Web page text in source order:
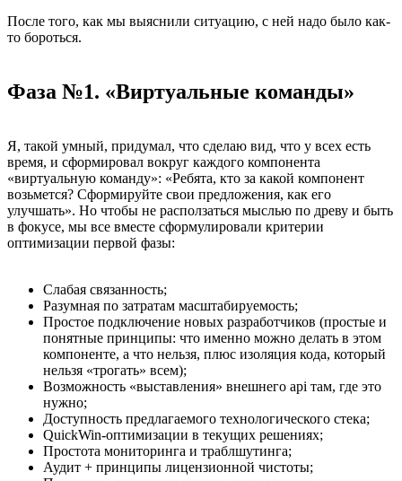
После того, как мы выяснили ситуацию, с ней надо было как-
то бороться.
Фаза №1. «Виртуальные команды»
Я, такой умный, придумал, что сделаю вид, что у всех есть
время, и сформировал вокруг каждого компонента
«виртуальную команду»: «Ребята, кто за какой компонент
возьмется? Сформируйте свои предложения, как его
улучшать». Но чтобы не расползаться мыслью по древу и быть
в фокусе, мы все вместе сформулировали критерии
оптимизации первой фазы:
Слабая связанность;
Разумная по затратам масштабируемость;
Простое подключение новых разработчиков (простые и
понятные принципы: что именно можно делать в этом
компоненте, а что нельзя, плюс изоляция кода, который
нельзя «трогать» всем);
Возможность «выставления» внешнего api там, где это
нужно;
Доступность предлагаемого технологического стека;
QuickWin-оптимизации в текущих решениях;
Простота мониторинга и траблшутинга;
Аудит + принципы лицензионной чистоты;